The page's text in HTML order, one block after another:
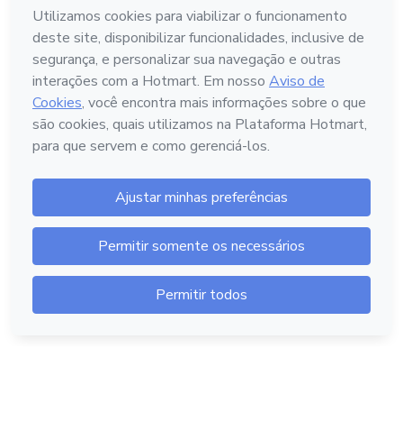
Idioma
Português - Brasil
Hotmart — 2011-2026 © Todos os direitos reservados